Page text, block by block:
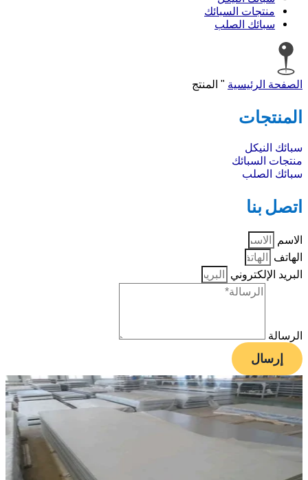
منتجات السبائك
سبائك الصلب
الصفحة الرئيسية " المنتج
المنتجات
سبائك النيكل
منتجات السبائك
سبائك الصلب
اتصل بنا
الاسم
الهاتف
البريد الإلكتروني
الرسالة
إرسال